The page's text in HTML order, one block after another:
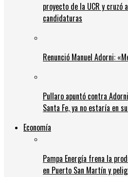
proyecto de la UCR y cruzó
candidaturas
Renunció Manuel Adorni:
Pullaro apuntó contra
Santa Fe, ya no estaría en
Economía
Pampa Energía frena la
en Puerto San Martín y